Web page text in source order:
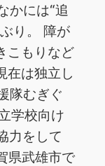
かには“追
り。 障が
こもりなど
在は独立し
隊むぎぐ
学校向け
力をして
県武雄市で